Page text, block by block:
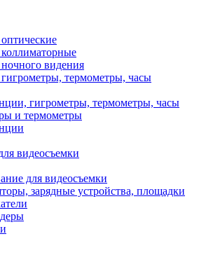
видения
термометры, часы
гигрометры, термометры, часы
и термометры
видеосъемки
для видеосъемки
зарядные устройства, площадки